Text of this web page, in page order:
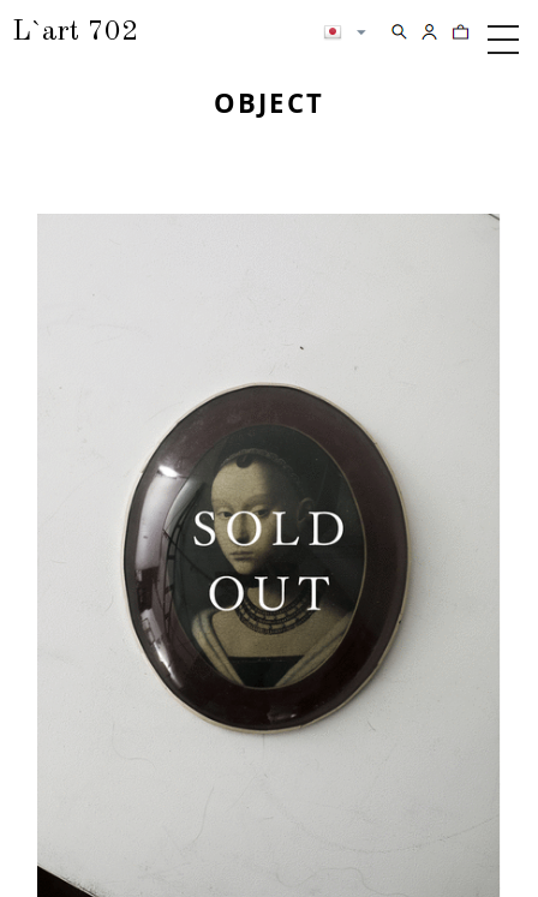
L`art 702
メ
検索 カートの内
OBJECT